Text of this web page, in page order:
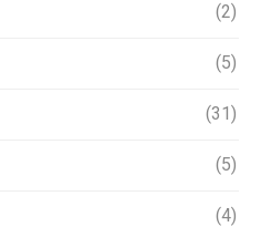
(2)
(5)
(31)
(5)
(4)